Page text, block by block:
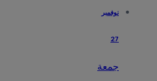
نوفمبر
27
جمعة